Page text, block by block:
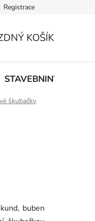
Registrace
KOŠÍK
STAVEBNINY
škubačky
buben